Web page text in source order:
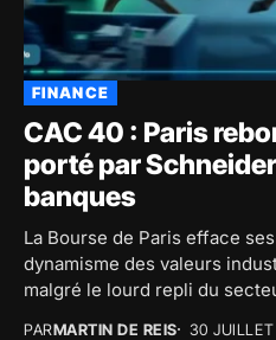
FINANCE
CAC 40 : Paris
porté par
banques
La Bourse de Paris efface
dynamisme des valeurs
malgré le lourd repli du
PARMARTIN DE REIS 30